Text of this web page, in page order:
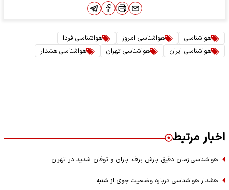
هواشناسی هواشناسی امروز
هواشناسی فردا
هواشناسی ایران
هواشناسی تهران هواشناسی هشدار
اخبار مرتبط
هواشناسی:زمان دقیق بارش برف، باران و توفان شدید در تهران
هشدار هواشناسی درباره وضعیت جوی از شنبه